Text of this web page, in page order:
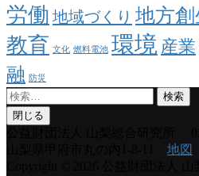
労働 地域づくり 地方創
教育 文化 燃料電池 環境 産業
融
防災
検
索:閉じる
地図